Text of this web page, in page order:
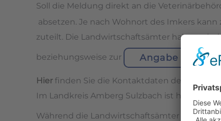
Soll die Meldung direkt an die
absetzen. Je nach Wohnort des Imkers
zuteilt. Die Landwirtschaftsämter haben
beziehungsweise zur Angabe
Hier finden Sie die Kontaktdaten des für Sie
Im Landkreis Amberg Sulzbach ist hierfür das
Während die Landwirtschaftsämter lediglich